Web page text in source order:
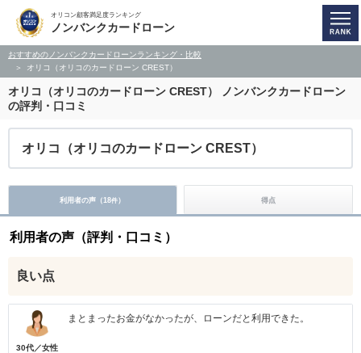
オリコン顧客満足度ランキング
ノンバンクカードローン
おすすめのノンバンクカードローンランキング・比較
オリコ（オリコのカードローン CREST）
オリコ（オリコのカードローン CREST）
ノンバンクカードローン
の評判・口コミ
オリコ（オリコのカードローン CREST）
利用者の声（18件） 得点
利用者の声（評判・口コミ）
良い点
30代／女性
まとまったお金がなかったが、ローンだと利用できた。